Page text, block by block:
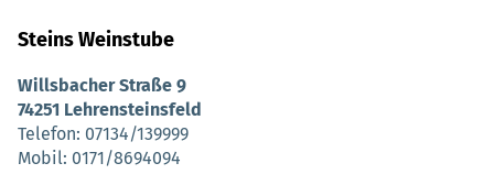
Steins Weinstube
Willsbacher Straße 9
74251 Lehrensteinsfeld
Telefon 07134/139999
Mobil 0171/8694094